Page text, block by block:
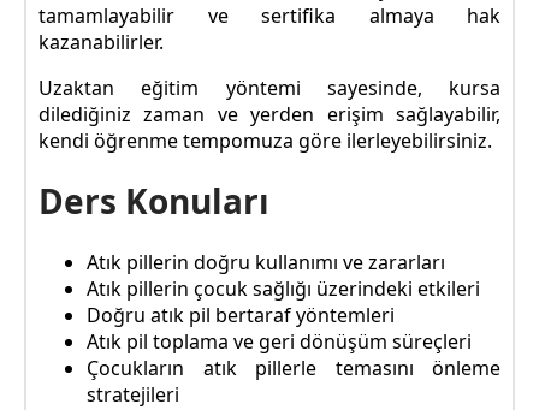
tamamlayabilir ve sertifika almaya hak
kazanabilirler.
Uzaktan eğitim yöntemi sayesinde, kursa
dilediğiniz zaman ve yerden erişim sağlayabilir,
kendi öğrenme tempomuza göre ilerleyebilirsiniz.
Ders Konuları
Atık pillerin doğru kullanımı ve zararları
Atık pillerin çocuk sağlığı üzerindeki etkileri
Doğru atık pil bertaraf yöntemleri
Atık pil toplama ve geri dönüşüm süreçleri
Çocukların atık pillerle temasını önleme
stratejileri